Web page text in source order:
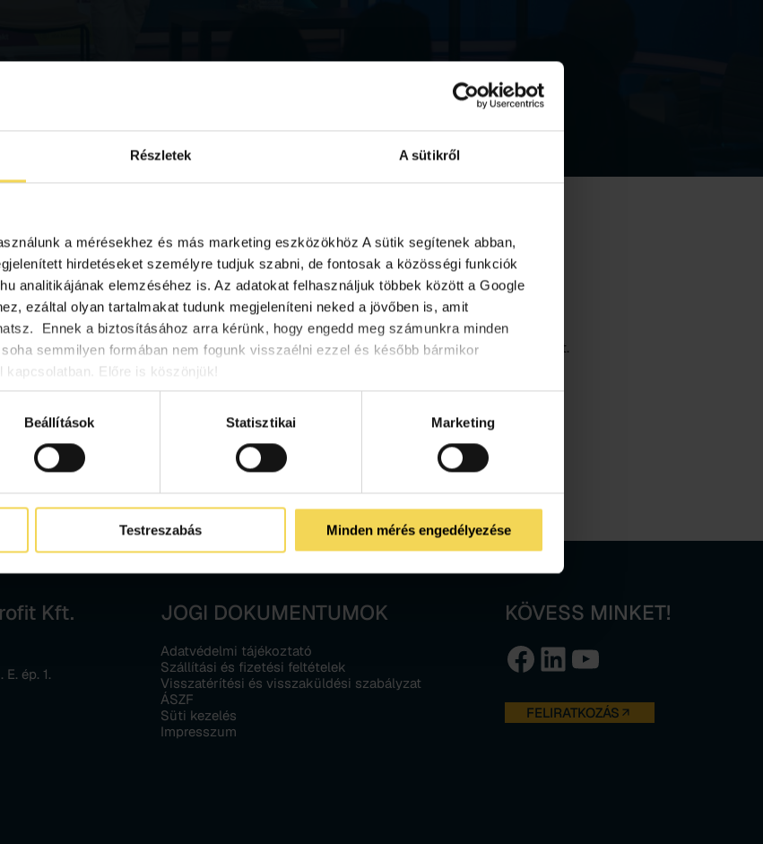
Részletek A sütikről
a mérésekhez és más marketing eszközökhöz A sütik segítenek abban,
hirdetéseket személyre tudjuk szabni, de fontosak a közösségi funkciók
analitikájának elemzéséhez is. Az adatokat felhasználjuk többek között a Google
ezáltal olyan tartalmakat tudunk megjeleníteni neked a jövőben is, amit
Ennek a biztosításához arra kérünk, hogy engedd meg számunkra minden
semmilyen formában nem fogunk visszaélni ezzel és később bármikor
kapcsolatban. Előre is köszönjük!
Beállítások Statisztikai Marketing
Testreszabás Minden mérés engedélyezése
elhalasztva
december 17-én az Európai Parlament elfogadta az EUDR rendelet módosítási javaslatait.
Kft.
ép. 1.
JOGI DOKUMENTUMOK
Adatvédelmi tájékoztató
Szállítási és fizetési feltételek
Visszatérítési és visszaküldési szabályzat
ÁSZF
Süti kezelés
Impresszum
KÖVESS MINKET!
Facebook LinkedIn YouTube
FELIRATKOZÁS